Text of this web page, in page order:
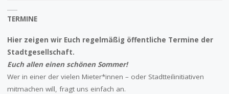
TERMINE
Hier zeigen wir Euch regelmäßig öffentliche Termine der
Stadtgesellschaft.
Euch allen einen schönen Sommer!
Wer in einer der vielen Mieter*innen – oder Stadtteilinitiativen
mitmachen will, fragt uns einfach an.